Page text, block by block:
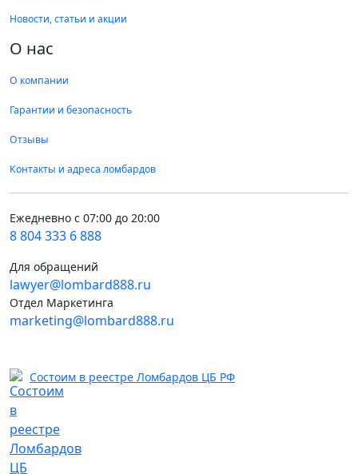
Новости, статьи и акции
О нас
О компании
Гарантии и безопасность
Отзывы
Контакты и адреса ломбардов
Ежедневно с 07:00 до 20:00
8 804 333 6 888
Для обращений
lawyer@lombard888.ru
Отдел Маркетинга
marketing@lombard888.ru
Состоим в реестре Ломбардов ЦБ РФ